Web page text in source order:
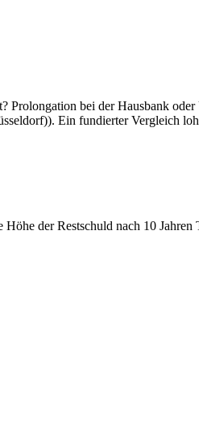
bei der Hausbank
Ein fundierter Vergleich
der Restschuld nach 10